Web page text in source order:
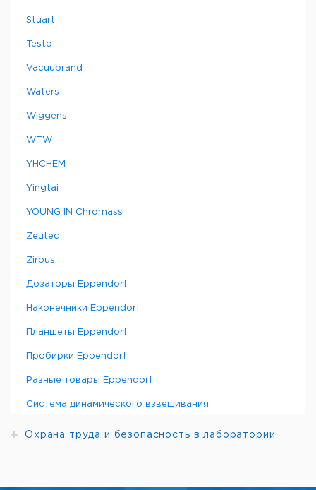
Stuart
Testo
Vacuubrand
Waters
Wiggens
WTW
YHCHEM
Yingtai
YOUNG IN Chromass
Zeutec
Zirbus
Дозаторы Eppendorf
Наконечники Eppendorf
Планшеты Eppendorf
Пробирки Eppendorf
Разные товары Eppendorf
Система динамического взвешивания
Охрана труда и безопасность в лаборатории